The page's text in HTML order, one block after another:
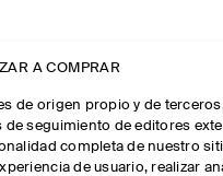
A COMPRAR
de origen propio y de
seguimiento de editores
completa de nuestro
de usuario, realizar